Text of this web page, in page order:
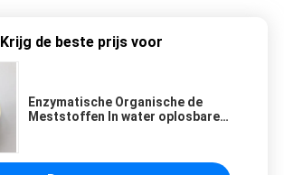
Krijg de beste prijs voor
Enzymatische Organische de
Meststoffen In water oplosbare